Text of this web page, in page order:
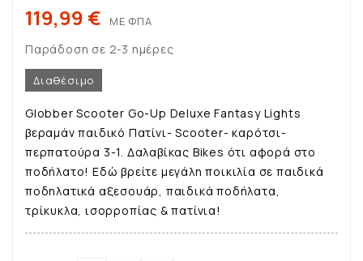
119,99 € ΜΕ ΦΠΑ
Παράδοση σε 2-3 ημέρες
Διαθέσιμο
Globber Scooter Go-Up Deluxe Fantasy Lights
βεραμάν παιδικό Πατίνι- Scooter- καρότσι-
περπατούρα 3-1. Δαλαβίκας Bikes ότι αφορά στο
ποδήλατο! Εδώ βρείτε μεγάλη ποικιλία σε παιδικά
ποδηλατικά αξεσουάρ, παιδικά ποδήλατα,
τρίκυκλα, ισορροπίας & πατίνια!